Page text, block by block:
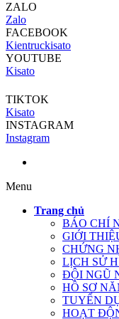
ZALO
Zalo
FACEBOOK
Kientruckisato
YOUTUBE
Kisato
TIKTOK
Kisato
INSTAGRAM
Instagram
Menu
Trang chủ
BÁO CHÍ
GIỚI
CHỨNG
LỊCH SỬ
ĐỘI NGŨ
HỒ SƠ
TUYỂN
HOẠT